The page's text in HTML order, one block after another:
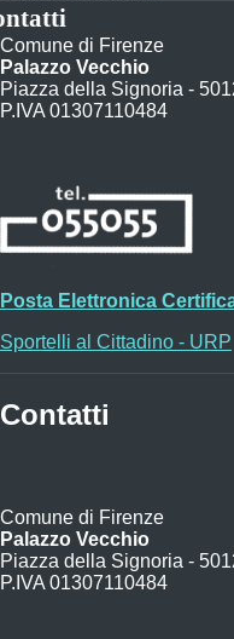
Comune di Firenze
Palazzo Vecchio
Piazza della Signoria -
P.IVA 01307110484
Posta Elettronica
Sportelli al Cittadino - URP
Contatti
Comune di Firenze
Palazzo Vecchio
Piazza della Signoria -
P.IVA 01307110484